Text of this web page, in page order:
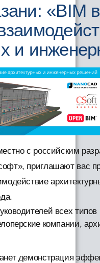
«BIM
и
с российским
приглашают вас
всех типов
компании,
демонстрация